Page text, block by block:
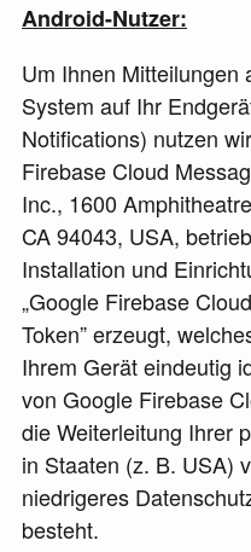
Android-Nutzer:
Um Ihnen Mitteilungen
System auf Ihr
Notifications) nutzen
Firebase Cloud
Inc., 1600
CA 94043, USA,
Installation und
„Google Firebase
Token” erzeugt,
Ihrem Gerät eindeutig
von Google Firebase
die Weiterleitung Ihrer
in Staaten (z. B. USA)
niedrigeres
besteht.